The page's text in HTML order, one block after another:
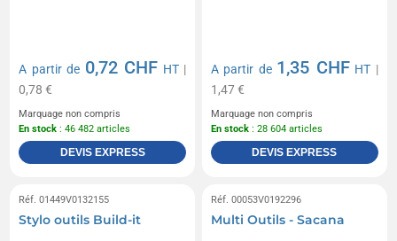
A partir de 0,72 CHF HT|
0,78 €
Marquage non compris
En stock : 46 482 articles
DEVIS EXPRESS
A partir de 1,35 CHF HT |
1,47 €
Marquage non compris
En stock : 28 604 articles
DEVIS EXPRESS
Réf. 01449V0132155
Stylo outils Build-it
Réf. 00053V0192296
Multi Outils - Sacana